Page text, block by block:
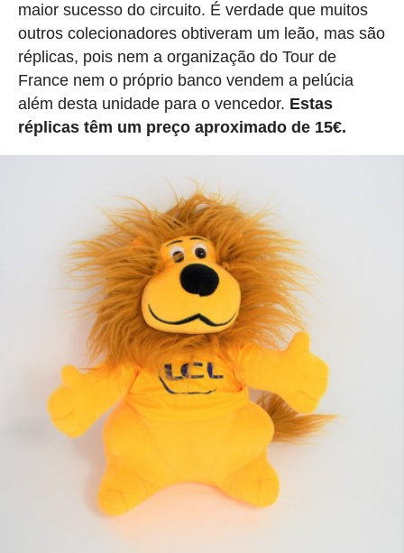
maior sucesso do circuito. É verdade que muitos
outros colecionadores obtiveram um leão, mas são
réplicas, pois nem a organização do Tour de
France nem o próprio banco vendem a pelúcia
além desta unidade para o vencedor. Estas
réplicas têm um preço aproximado de 15€.